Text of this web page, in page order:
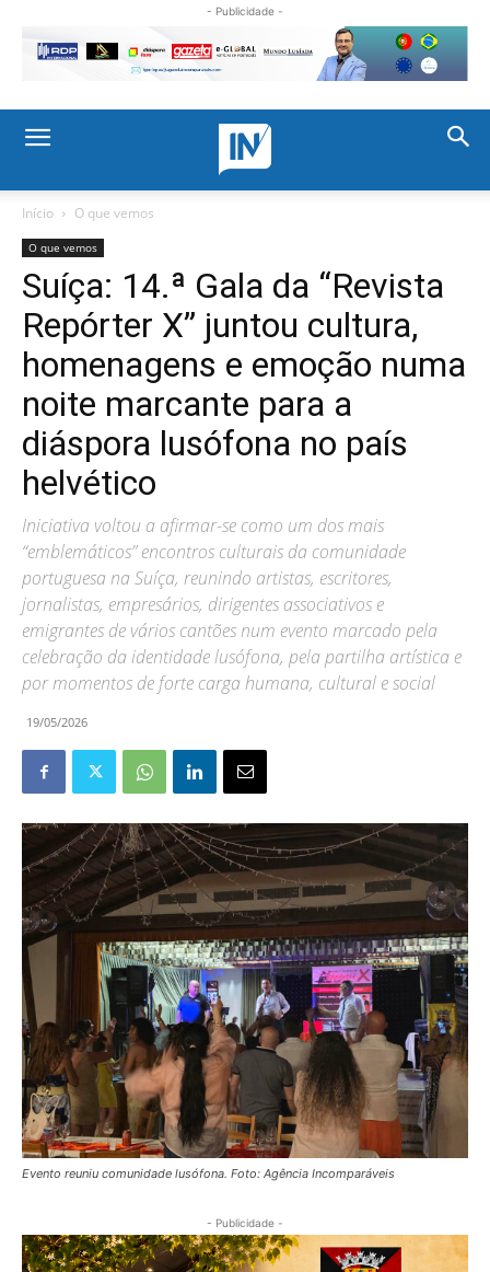
- Publicidade -
Início O que vemos
O que vemos
Suíça: 14.ª Gala da “Revista
Repórter X” juntou cultura,
homenagens e emoção numa
noite marcante para a
diáspora lusófona no país
helvético
Iniciativa voltou a afirmar-se como um dos mais
“emblemáticos” encontros culturais da comunidade
portuguesa na Suíça, reunindo artistas, escritores,
jornalistas, empresários, dirigentes associativos e
emigrantes de vários cantões num evento marcado pela
celebração da identidade lusófona, pela partilha artística e
por momentos de forte carga humana, cultural e social
19/05/2026
Evento reuniu comunidade lusófona. Foto: Agência Incomparáveis
- Publicidade -